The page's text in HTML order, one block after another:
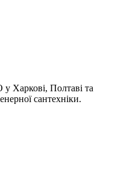
Харкові, Полтаві та
сантехніки.